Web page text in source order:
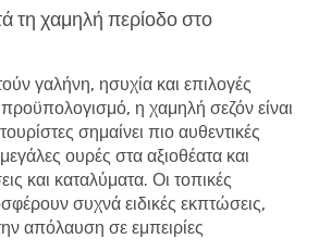
τη χαμηλή περίοδο στο
γαλήνη, ησυχία και επιλογές
η χαμηλή σεζόν είναι
σημαίνει πιο αυθεντικές
ουρές στα αξιοθέατα και
και καταλύματα. Οι τοπικές
συχνά ειδικές εκπτώσεις,
απόλαυση σε εμπειρίες